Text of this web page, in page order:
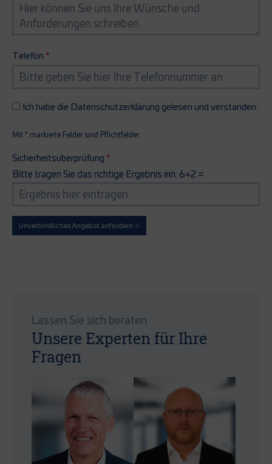
Telefon
Ich habe die Datenschutzerklärung gelesen und verstanden.
Mit * markierte Felder sind Pflichtfelder.
Sicherheitsüberprüfung
Bitte tragen Sie das richtige Ergebnis ein: 6+2 =
Unverbindliches Angebot anfordern
Lassen Sie sich beraten
Unsere Experten für Ihre
Fragen